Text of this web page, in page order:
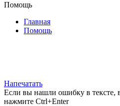
Помощь
Главная
Помощь
Напечатать
Если вы нашли ошибку в тексте,
нажмите Ctrl+Enter